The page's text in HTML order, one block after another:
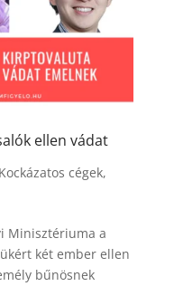
ellen vádat
Kockázatos cégek,
Minisztériuma a
két ember ellen
bűnösnek